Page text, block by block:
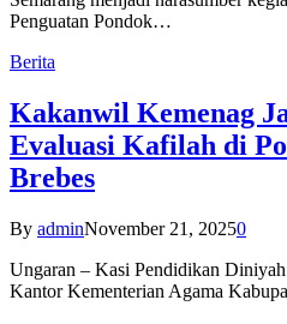
Penguatan Pondok…
Berita
Kakanwil Kemenag
Evaluasi Kafilah di
Brebes
By adminNovember 21, 20250
Ungaran – Kasi Pendidikan Diniyah
Kantor Kementerian Agama